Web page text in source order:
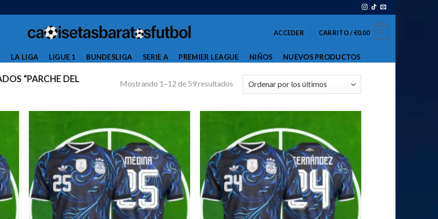
ACCEDER CARRITO /€0.00 0
LA LIGA LIGUE 1 BUNDESLIGA SERIE A PREMIER LEAGUE NIÑOS NUEVOS PRODUCTOS
“PARCHE DEL
Mostrando 1–12 de 59 resultados